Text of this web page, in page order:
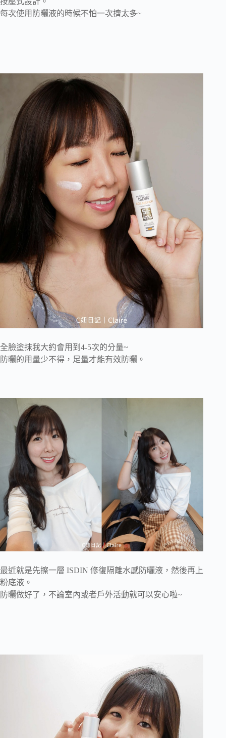
每次使用防曬液的時候不怕一次擠太多~
全臉塗抹我大約會用到4-5次的分量~
防曬的用量少不得，足量才能有效防曬。
最近就是先擦一層 ISDIN 修復隔離水感防曬液，然後再上
粉底液。
防曬做好了，不論室內或者戶外活動就可以安心啦~